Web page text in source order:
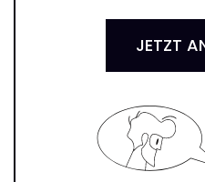
JETZT